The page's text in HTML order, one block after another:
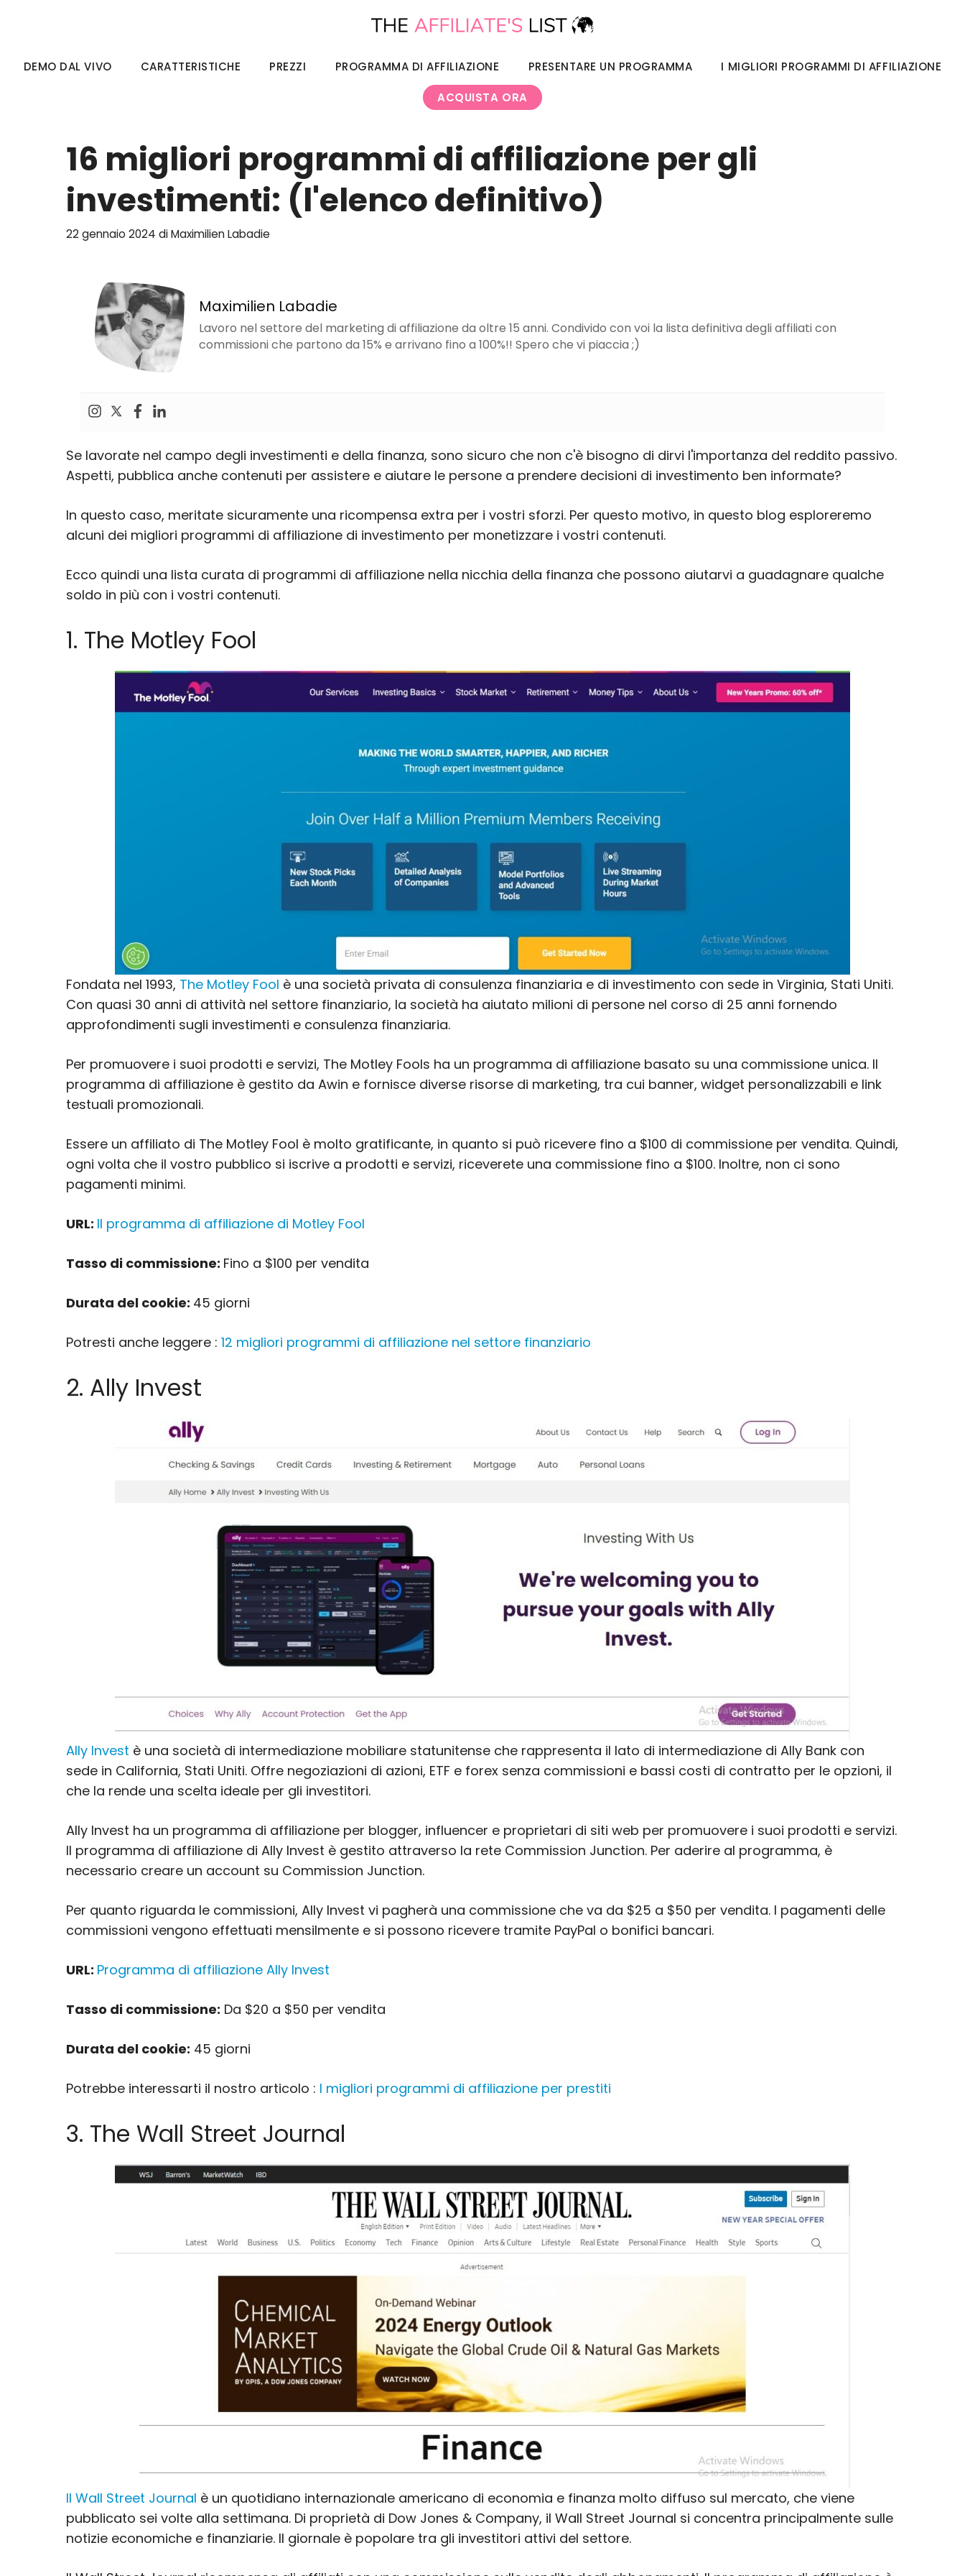
DEMO DAL VIVO CARATTERISTICHE PREZZI PROGRAMMA DI AFFILIAZIONE PRESENTARE UN PROGRAMMA I MIGLIORI PROGRAMMI DI AFFILIAZIONE
ACQUISTA ORA
16 migliori programmi di affiliazione per gli
investimenti: (l'elenco definitivo)
22 gennaio 2024 diMaximilien Labadie
Maximilien Labadie
Lavoro nel settore del marketing di affiliazione da oltre 15 anni. Condivido con voi la lista definitiva degli affiliati con
commissioni che partono da 15% e arrivano fino a 100%!! Spero che vi piaccia ;)
Se lavorate nel campo degli investimenti e della finanza, sono sicuro che non c'è bisogno di dirvi l'importanza del reddito passivo.
Aspetti, pubblica anche contenuti per assistere e aiutare le persone a prendere decisioni di investimento ben informate?
In questo caso, meritate sicuramente una ricompensa extra per i vostri sforzi. Per questo motivo, in questo blog esploreremo
alcuni dei migliori programmi di affiliazione di investimento per monetizzare i vostri contenuti.
Ecco quindi una lista curata di programmi di affiliazione nella nicchia della finanza che possono aiutarvi a guadagnare qualche
soldo in più con i vostri contenuti.
1. The Motley Fool
Fondata nel 1993, The Motley Fool è una società privata di consulenza finanziaria e di investimento con sede in Virginia, Stati Uniti.
Con quasi 30 anni di attività nel settore finanziario, la società ha aiutato milioni di persone nel corso di 25 anni fornendo
approfondimenti sugli investimenti e consulenza finanziaria.
Per promuovere i suoi prodotti e servizi, The Motley Fools ha un programma di affiliazione basato su una commissione unica. Il
programma di affiliazione è gestito da Awin e fornisce diverse risorse di marketing, tra cui banner, widget personalizzabili e link
testuali promozionali.
Essere un affiliato di The Motley Fool è molto gratificante, in quanto si può ricevere fino a $100 di commissione per vendita. Quindi,
ogni volta che il vostro pubblico si iscrive a prodotti e servizi, riceverete una commissione fino a $100. Inoltre, non ci sono
pagamenti minimi.
URL: Il programma di affiliazione di Motley Fool
Tasso di commissione: Fino a $100 per vendita
Durata del cookie: 45 giorni
Potresti anche leggere : 12 migliori programmi di affiliazione nel settore finanziario
2. Ally Invest
Ally Invest è una società di intermediazione mobiliare statunitense che rappresenta il lato di intermediazione di Ally Bank con
sede in California, Stati Uniti. Offre negoziazioni di azioni, ETF e forex senza commissioni e bassi costi di contratto per le opzioni, il
che la rende una scelta ideale per gli investitori.
Ally Invest ha un programma di affiliazione per blogger, influencer e proprietari di siti web per promuovere i suoi prodotti e servizi.
Il programma di affiliazione di Ally Invest è gestito attraverso la rete Commission Junction. Per aderire al programma, è
necessario creare un account su Commission Junction.
Per quanto riguarda le commissioni, Ally Invest vi pagherà una commissione che va da $25 a $50 per vendita. I pagamenti delle
commissioni vengono effettuati mensilmente e si possono ricevere tramite PayPal o bonifici bancari.
URL: Programma di affiliazione Ally Invest
Tasso di commissione: Da $20 a $50 per vendita
Durata del cookie: 45 giorni
Potrebbe interessarti il nostro articolo : I migliori programmi di affiliazione per prestiti
3. The Wall Street Journal
Il Wall Street Journal è un quotidiano internazionale americano di economia e finanza molto diffuso sul mercato, che viene
pubblicato sei volte alla settimana. Di proprietà di Dow Jones & Company, il Wall Street Journal si concentra principalmente sulle
notizie economiche e finanziarie. Il giornale è popolare tra gli investitori attivi del settore.